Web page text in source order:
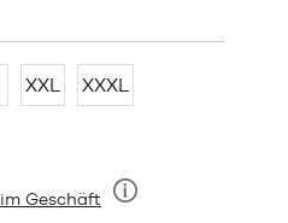
XXL XXXL
Geschäft